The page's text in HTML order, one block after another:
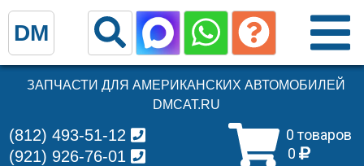
ЗАПЧАСТИ ДЛЯ АМЕРИКАНСКИХ АВТОМОБИЛЕЙ
DMCAT.RU
0 товаров
0
(812) 493-51-12
(921) 926-76-01
DM